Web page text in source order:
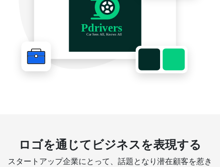
ロゴを通じてビジネスを表現する
スタートアップ企業にとって、話題となり潜在顧客を惹き